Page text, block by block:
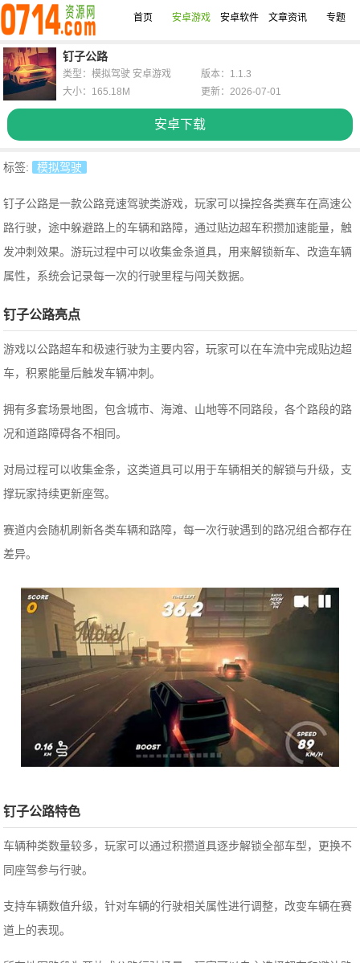
首页 安卓游戏 安卓软件 文章资讯 专题
钉子公路
安卓下载
类型：模拟驾驶 安卓游戏
版本：1.1.3
大小：165.18M
更新：2026-07-01
标签: 模拟驾驶
钉子公路是一款公路竞速驾驶类游戏，玩家可以操控各类赛车在高速公
路行驶，途中躲避路上的车辆和路障，通过贴边超车积攒加速能量，触
发冲刺效果。游玩过程中可以收集金条道具，用来解锁新车、改造车辆
属性，系统会记录每一次的行驶里程与闯关数据。
钉子公路亮点
游戏以公路超车和极速行驶为主要内容，玩家可以在车流中完成贴边超
车，积累能量后触发车辆冲刺。
拥有多套场景地图，包含城市、海滩、山地等不同路段，各个路段的路
况和道路障碍各不相同。
对局过程可以收集金条，这类道具可以用于车辆相关的解锁与升级，支
撑玩家持续更新座驾。
赛道内会随机刷新各类车辆和路障，每一次行驶遇到的路况组合都存在
差异。
钉子公路特色
车辆种类数量较多，玩家可以通过积攒道具逐步解锁全部车型，更换不
同座驾参与行驶。
支持车辆数值升级，针对车辆的行驶相关属性进行调整，改变车辆在赛
道上的表现。